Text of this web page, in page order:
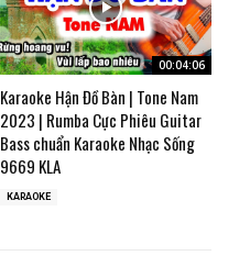
00:04:06
Karaoke Hận Đồ Bàn | Tone Nam
2023 | Rumba Cực Phiêu Guitar
Bass chuẩn Karaoke Nhạc Sống
9669 KLA
KARAOKE